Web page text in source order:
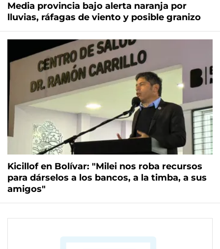
Media provincia bajo alerta naranja por
lluvias, ráfagas de viento y posible granizo
Kicillof en Bolívar: "Milei nos roba recursos
para dárselos a los bancos, a la timba, a sus
amigos"